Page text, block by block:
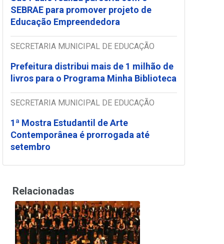
SEBRAE para promover projeto de
Educação Empreendedora
SECRETARIA MUNICIPAL DE EDUCAÇÃO
Prefeitura distribui mais de 1 milhão de
livros para o Programa Minha Biblioteca
SECRETARIA MUNICIPAL DE EDUCAÇÃO
1ª Mostra Estudantil de Arte
Contemporânea é prorrogada até
setembro
Relacionadas